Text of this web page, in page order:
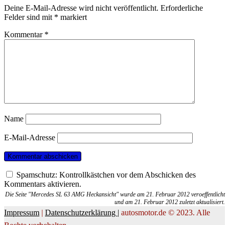
Deine E-Mail-Adresse wird nicht veröffentlicht. Erforderliche
Felder sind mit * markiert
Kommentar *
Name
E-Mail-Adresse
Spamschutz: Kontrollkästchen vor dem Abschicken des
Kommentars aktivieren.
Die Seite "Mercedes SL 63 AMG Heckansicht" wurde am 21. Februar 2012 veroeffentlicht
und am 21. Februar 2012 zuletzt aktualisiert.
Impressum | Datenschutzerklärung | autosmotor.de © 2023. Alle